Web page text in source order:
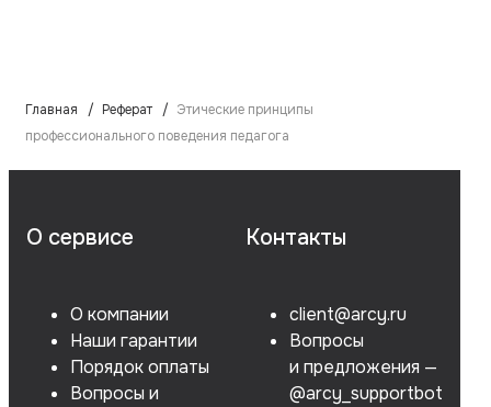
Главная Реферат
Этические принципы
профессионального поведения педагога
О сервисе
О компании
Наши гарантии
Порядок оплаты
Вопросы и
Контакты
client@arcy.ru
Вопросы
и предложения —
@arcy_supportbot